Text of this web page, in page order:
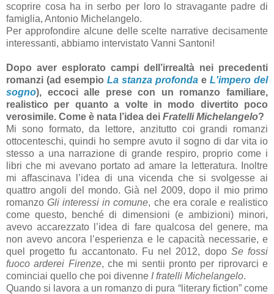
scoprire cosa ha in serbo per loro lo stravagante padre di
famiglia, Antonio Michelangelo.
Per approfondire alcune delle scelte narrative decisamente
interessanti, abbiamo intervistato Vanni Santoni!
Dopo aver esplorato campi dell’irrealtà nei precedenti
romanzi (ad esempio La stanza profonda e L'impero del
sogno), eccoci alle prese con un romanzo familiare,
realistico per quanto a volte in modo divertito poco
verosimile. Come è nata l’idea dei Fratelli Michelangelo?
Mi sono formato, da lettore, anzitutto coi grandi romanzi
ottocenteschi, quindi ho sempre avuto il sogno di dar vita io
stesso a una narrazione di grande respiro, proprio come i
libri che mi avevano portato ad amare la letteratura. Inoltre
mi affascinava l’idea di una vicenda che si svolgesse ai
quattro angoli del mondo. Già nel 2009, dopo il mio primo
romanzoGli interessi in comune, che era corale e realistico
come questo, benché di dimensioni (e ambizioni) minori,
avevo accarezzato l’idea di fare qualcosa del genere, ma
non avevo ancora l’esperienza e le capacità necessarie, e
quel progetto fu accantonato. Fu nel 2012, dopo Se fossi
fuoco arderei Firenze, che mi sentii pronto per riprovarci e
cominciai quello che poi divenne I fratelli Michelangelo.
Quando si lavora a un romanzo di pura “literary fiction” come